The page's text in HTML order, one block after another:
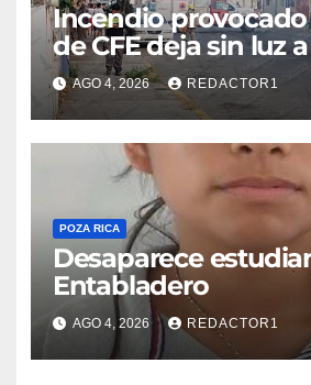
Incendio
de CFE deja sin luz
de familias
AGO 4, 2026 REDACTOR1
POZA RICA
Desaparece
Entabladero
AGO 4, 2026 REDACTOR1